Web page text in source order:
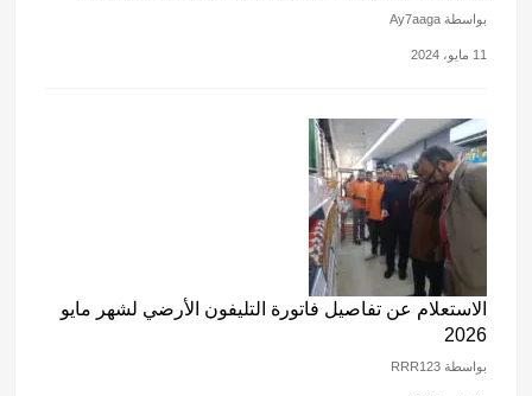
بواسطة Ay7aaga
11 مايو، 2024
الاستعلام عن تفاصيل فاتورة التليفون الأرضي لشهر مايو
2026
بواسطة RRR123